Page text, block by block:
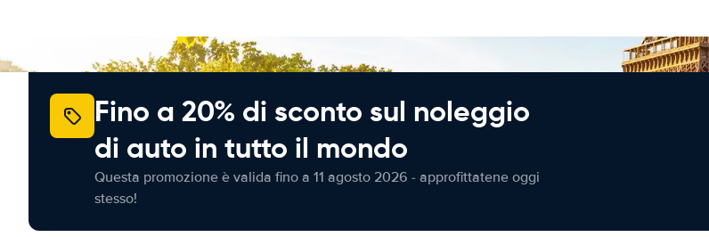
Fino a 20% di sconto sul noleggio
di auto in tutto il mondo
Questa promozione è valida fino a 11 agosto 2026 - approfittatene oggi
stesso!